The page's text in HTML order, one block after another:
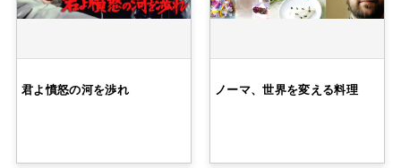
君よ憤怒の河を渉れ ノーマ、世界を変える料理